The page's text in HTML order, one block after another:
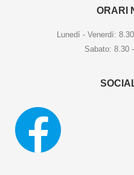
ORARI
Lunedí - Venerdí:
Sabato: 8.30